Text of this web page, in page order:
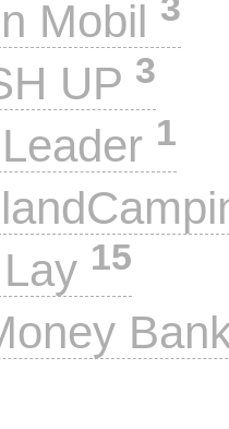
Mobil
UP 3
1
15